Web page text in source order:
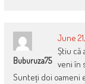
Buburuza75
June
Știu că
veni în
Sunteți doi oameni